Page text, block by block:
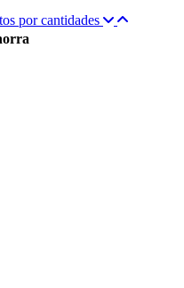
por cantidades